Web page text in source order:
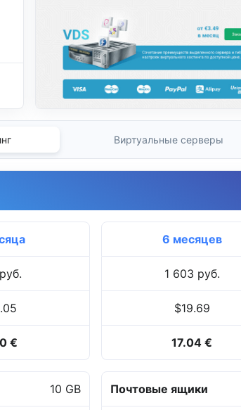
Виртуальные серверы
€
6 месяцев
1 603 руб.
$19.69
17.04 €
10 GB Почтовые ящики